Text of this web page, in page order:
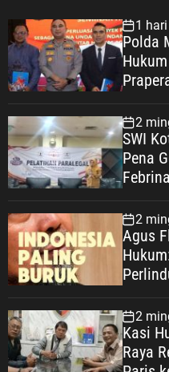
1
Polda
2
SWI
Pena
2
Agus
2
Kasi
Raya